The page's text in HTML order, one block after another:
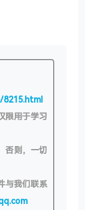
限用于学习
否则，一切
与我们联系